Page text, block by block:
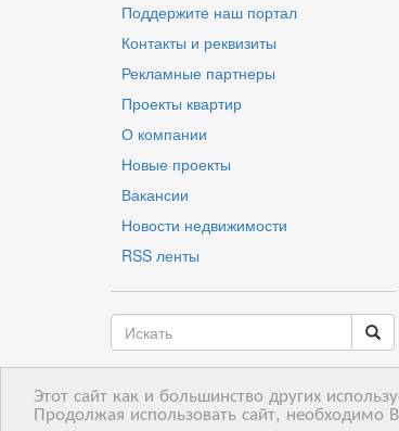
Этот сайт как и большинство других
Продолжая использовать сайт, необходимо
Поддержите наш портал
Контакты и реквизиты
Рекламные партнеры
Проекты квартир
О компании
Новые проекты
Вакансии
Новости недвижимости
RSS ленты
LV RU EN